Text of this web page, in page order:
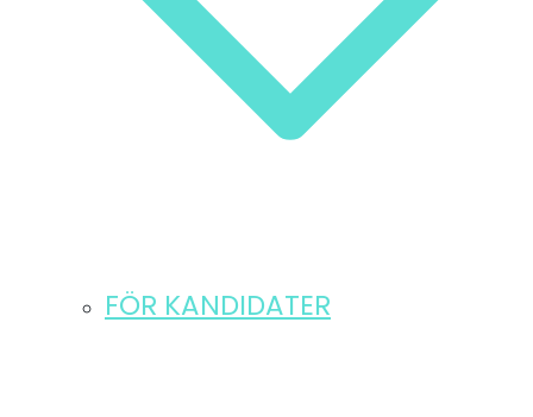
FÖR KANDIDATER